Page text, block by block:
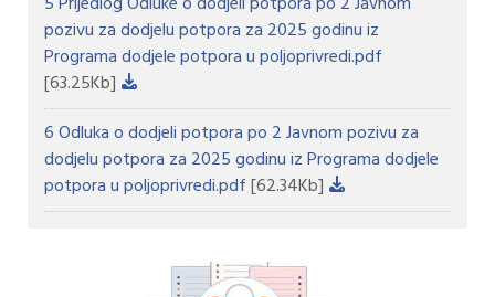
pozivu za dodjelu potpora za 2025 godinu iz
Programa dodjele potpora u poljoprivredi.pdf
[63.25Kb]
6 Odluka o dodjeli potpora po 2 Javnom pozivu za
dodjelu potpora za 2025 godinu iz Programa dodjele
potpora u poljoprivredi.pdf[62.34Kb]